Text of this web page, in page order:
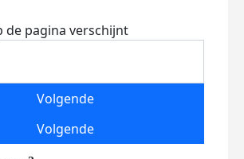
de pagina verschijnt
Volgende
Volgende